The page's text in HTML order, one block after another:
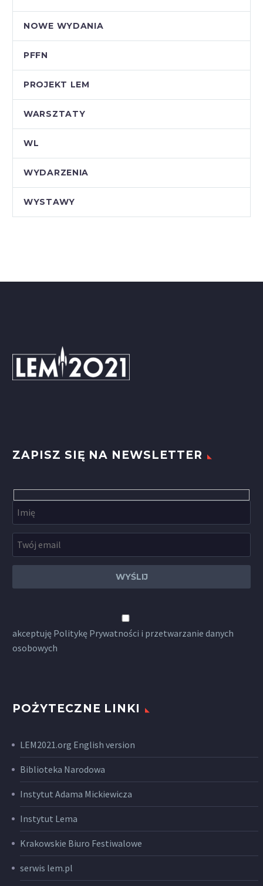
NOWE WYDANIA
PFFN
PROJEKT LEM
WARSZTATY
WL
WYDARZENIA
WYSTAWY
ZAPISZ SIĘ NA NEWSLETTER
akceptuję Politykę Prywatności i przetwarzanie danych
osobowych
POŻYTECZNE LINKI
LEM2021.org English version
Biblioteka Narodowa
Instytut Adama Mickiewicza
Instytut Lema
Krakowskie Biuro Festiwalowe
serwis lem.pl